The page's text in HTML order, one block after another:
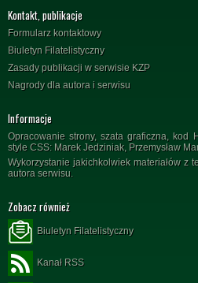
Kontakt, publikacje
Formularz kontaktowy
Biuletyn Filatelistyczny
Zasady publikacji w serwisie KZP
Nagrody dla autora i serwisu
Informacje
Opracowanie strony, szata graficzna, kod
style CSS: Marek Jedziniak, Przemysław
Wykorzystanie jakichkolwiek materiałów z
autora serwisu.
Zobacz również
Biuletyn Filatelistyczny
Kanał RSS